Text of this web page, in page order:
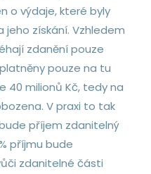
o výdaje, které byly
jeho získání. Vzhledem
zdanění pouze
pouze na tu
40 milionů Kč, tedy na
V praxi to tak
příjem zdanitelný
příjmu bude
zdanitelné části